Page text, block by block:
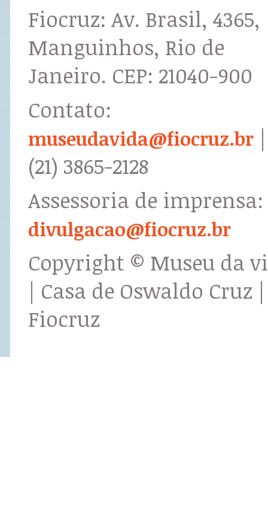
Fiocruz: Av. Brasil, 4365,
Manguinhos, Rio de
Janeiro. CEP: 21040-900
Contato:
museudavida@fiocruz.br |
(21) 3865-2128
Assessoria de imprensa:
divulgacao@fiocruz.br
Copyright © Museu da
| Casa de Oswaldo Cruz |
Fiocruz